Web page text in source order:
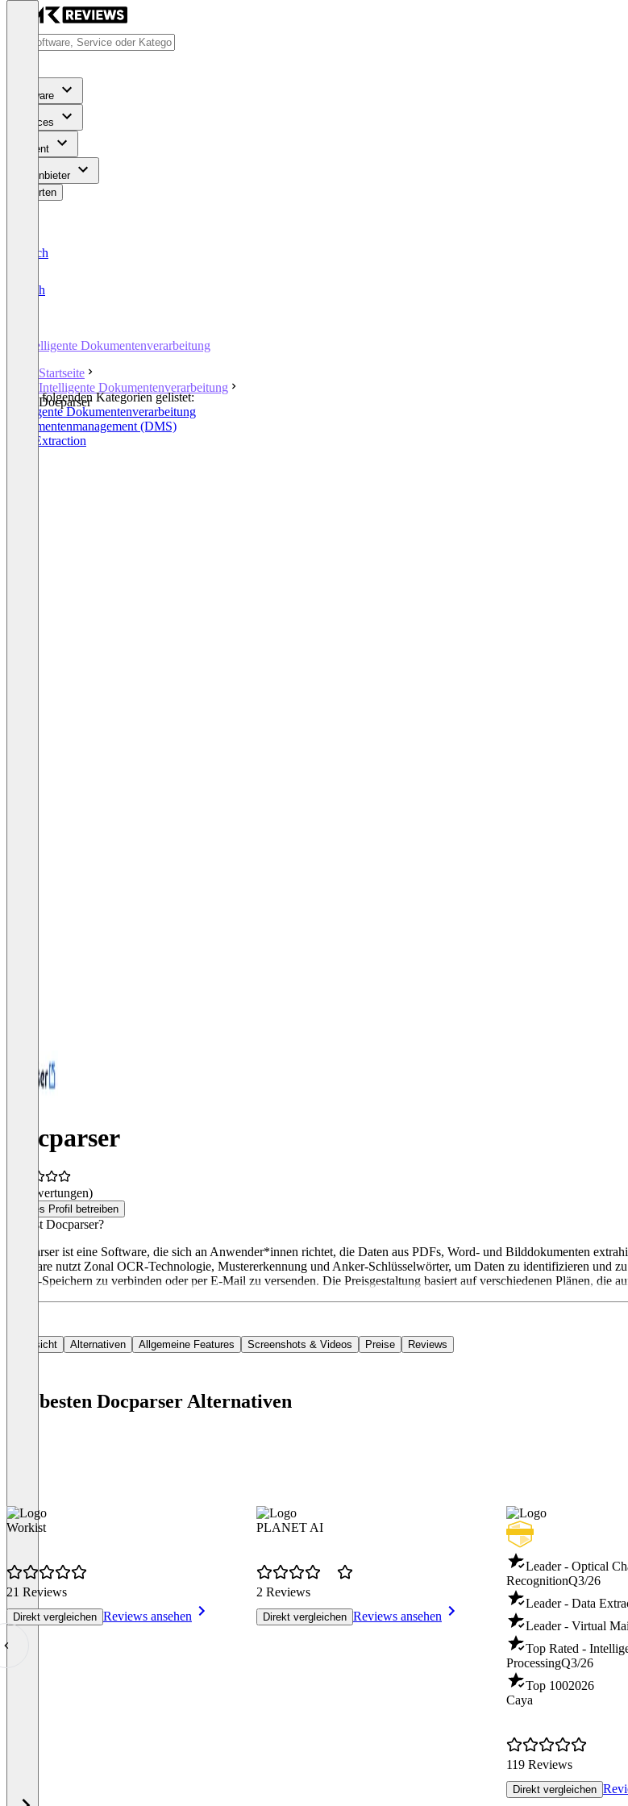
Software
Services
Content
Für Anbieter
Bewerten
Deutsch
English
Intelligente Dokumentenverarbeitung
Startseite
Intelligente Dokumentenverarbeitung
Docparser
In den folgenden Kategorien gelistet:
Intelligente Dokumentenverarbeitung
Dokumentenmanagement (DMS)
Data Extraction
Docparser
(0 Bewertungen)
Dieses Profil betreiben
Was ist Docparser?
Docparser ist eine Software, die sich an Anwender*innen richtet, die Daten aus PDFs, Word- und Bilddokumenten
Software nutzt Zonal OCR-Technologie, Mustererkennung und Anker-Schlüsselwörter, um Daten zu identifizieren und
Cloud-Speichern zu verbinden oder per E-Mail zu versenden. Die Preisgestaltung basiert auf verschiedenen Plänen, die
Übersicht Alternativen Allgemeine Features Screenshots & Videos Preise Reviews
Die besten Docparser Alternativen
Workist
21 Reviews
Direkt vergleichen Reviews ansehen
PLANET AI
2 Reviews
Direkt vergleichen Reviews ansehen
Leader - Optical
RecognitionQ3/26
Leader - Data
Leader - Virtual
Top Rated -
ProcessingQ3/26
Top 1002026
Caya
119 Reviews
Direkt vergleichen